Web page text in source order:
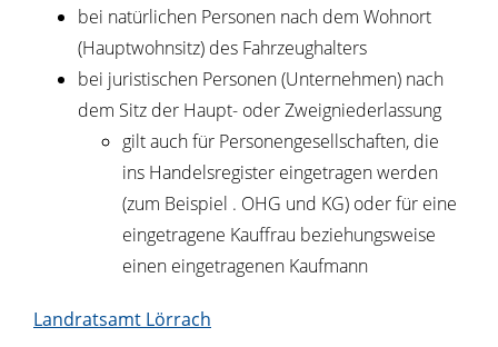
bei natürlichen Personen nach dem Wohnort
(Hauptwohnsitz) des Fahrzeughalters
bei juristischen Personen (Unternehmen) nach
dem Sitz der Haupt- oder Zweigniederlassung
gilt auch für Personengesellschaften, die
ins Handelsregister eingetragen werden
(zum Beispiel . OHG und KG) oder für eine
eingetragene Kauffrau beziehungsweise
einen eingetragenen Kaufmann
Landratsamt Lörrach